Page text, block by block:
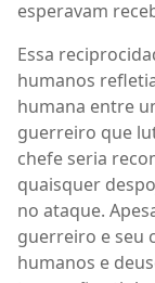
esperavam
Essa
humanos
humana entre
guerreiro que
chefe seria
quaisquer
no ataque.
guerreiro e seu
humanos e